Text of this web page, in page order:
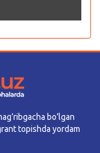
bo’lgan
topishda yordam